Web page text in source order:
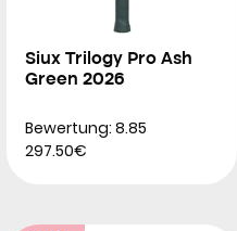
Siux Trilogy Pro Ash
Green 2026
Bewertung: 8.85
297.50€